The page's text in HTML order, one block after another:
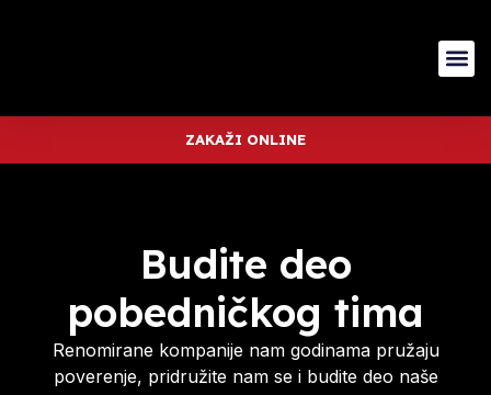
ZAKAŽI ONLINE
Budite deo
pobedničkog tima
Renomirane kompanije nam godinama pružaju
poverenje, pridružite nam se i budite deo naše